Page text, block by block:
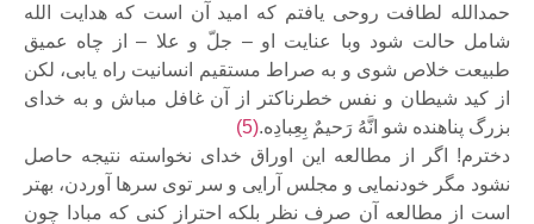
حمدالله لطافت روحی یافتم که امید آن است که هدایت الله
شامل حالت شود وبا عنایت او – جلّ و علا – از چاه عمیق
طبیعت خلاص شوی و به صراط مستقیم انسانیت راه یابی، لکن
از کید شیطان و نفس خطرناکتر از آن غافل مباش و به خدای
بزرگ پناهنده شو انَّهُ رَحیمٌ بِعِبادِه.‌(5)
دخترم! اگر از مطالعه این اوراق خدای نخواسته نتیجه حاصل
نشود مگر خودنمایی و مجلس آرایی و سر توی سرها آوردن، بهتر
است از مطالعه آن صرف نظر بلکه احتراز کنی که مبادا چون